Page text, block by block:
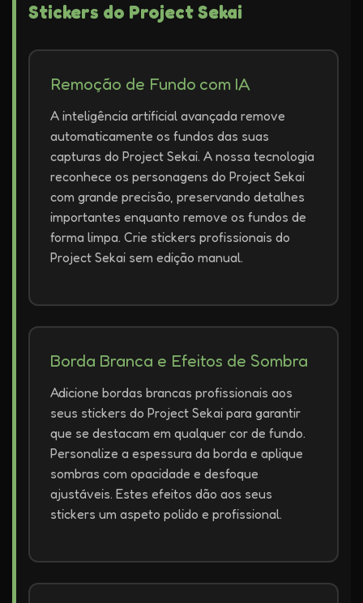
Stickers do Project Sekai
Remoção de Fundo com IA
A inteligência artificial avançada remove
automaticamente os fundos das suas
capturas do Project Sekai. A nossa tecnologia
reconhece os personagens do Project Sekai
com grande precisão, preservando detalhes
importantes enquanto remove os fundos de
forma limpa. Crie stickers profissionais do
Project Sekai sem edição manual.
Borda Branca e Efeitos de Sombra
Adicione bordas brancas profissionais aos
seus stickers do Project Sekai para garantir
que se destacam em qualquer cor de fundo.
Personalize a espessura da borda e aplique
sombras com opacidade e desfoque
ajustáveis. Estes efeitos dão aos seus
stickers um aspeto polido e profissional.